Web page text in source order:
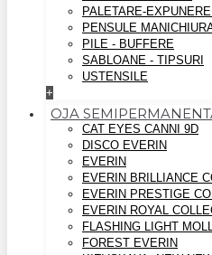
PALETARE-EXPUNERE
PENSULE
PILE - BUFFERE
SABLOANE - TIPSURI
USTENSILE
+
OJA
CAT EYES CANNI 9D
DISCO EVERIN
EVERIN
EVERIN BRILLIANCE
EVERIN PRESTIGE
EVERIN ROYAL
FLASHING LIGHT
FOREST EVERIN